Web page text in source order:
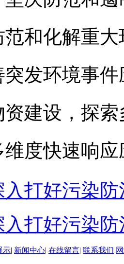
和化解重
发环境事
建设，探
度快速响
入打好污染防
入打好污染防
示| 新闻中心| 在线留言| 联系我们